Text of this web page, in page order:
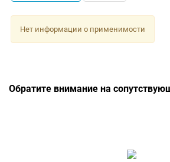
Нет информации о применимости
Обратите внимание на